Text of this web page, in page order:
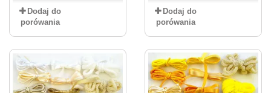
Dodaj do
porówania
Dodaj do
porówania